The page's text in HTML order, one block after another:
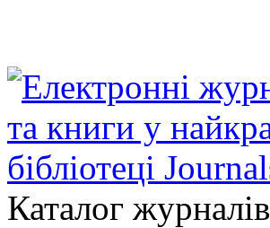
Каталог журналів